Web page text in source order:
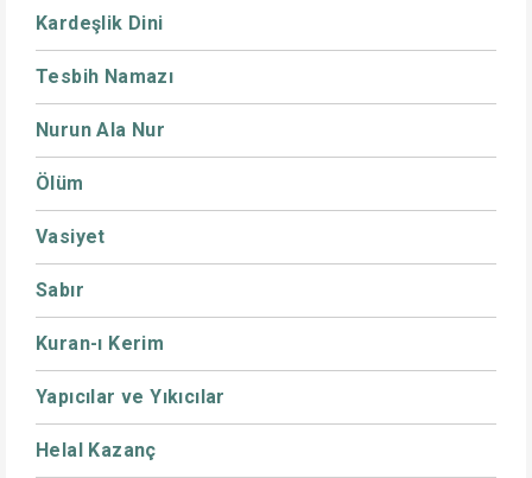
Kardeşlik Dini
Tesbih Namazı
Nurun Ala Nur
Ölüm
Vasiyet
Sabır
Kuran-ı Kerim
Yapıcılar ve Yıkıcılar
Helal Kazanç